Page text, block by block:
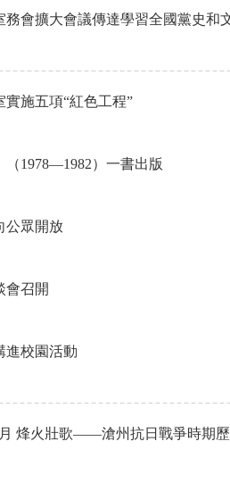
務會擴大會議傳達學習全國黨史
施五項“紅色工程”
（1978—1982）一書出版
公眾開放
會召開
進校園活動
烽火壯歌——滄州抗日戰爭時期